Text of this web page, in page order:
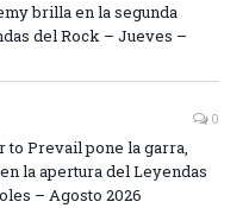
brilla en la segunda
del Rock – Jueves –
0
to Prevail pone la garra,
la apertura del Leyendas
– Agosto 2026